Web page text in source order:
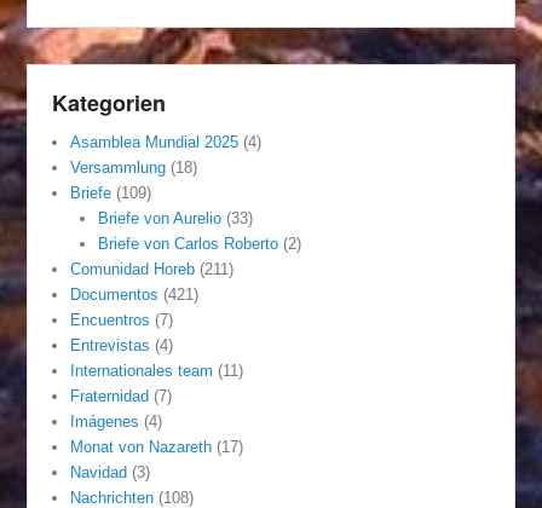
Kategorien
Asamblea Mundial 2025 (4)
Versammlung (18)
Briefe (109)
Briefe von Aurelio(33)
Briefe von Carlos Roberto(2)
Comunidad Horeb (211)
Documentos (421)
Encuentros (7)
Entrevistas (4)
Internationales team (11)
Fraternidad (7)
Imágenes (4)
Monat von Nazareth (17)
Navidad (3)
Nachrichten (108)